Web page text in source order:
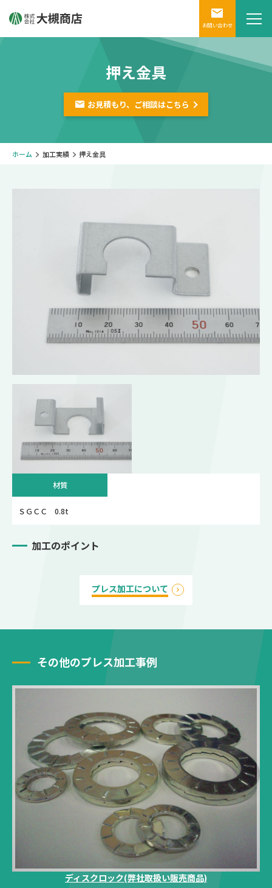
お問い合わせ
押え金具
お見積もり、ご相談はこちら
ホーム 加工実績 押え金具
材質
ＳＧＣＣ 0.8t
加工のポイント
プレス加工について
その他のプレス加工事例
ディスクロック(弊社取扱い販売商品)